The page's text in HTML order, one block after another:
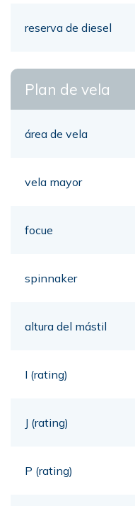
reserva de diesel
Plan de vela
área de vela
vela mayor
focue
spinnaker
altura del mástil
I (rating)
J (rating)
P (rating)